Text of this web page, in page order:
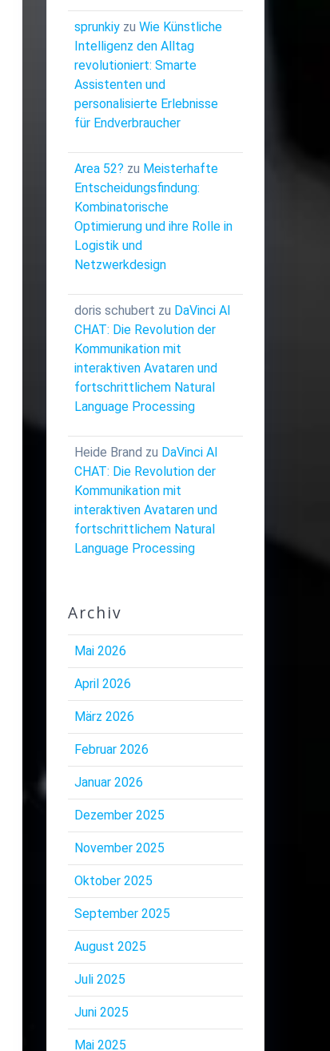
sprunkiyzu Wie Künstliche
Intelligenz den Alltag
revolutioniert: Smarte
Assistenten und
personalisierte Erlebnisse
für Endverbraucher
Area 52? zu Meisterhafte
Entscheidungsfindung:
Kombinatorische
Optimierung und ihre Rolle in
Logistik und
Netzwerkdesign
doris schubert zu DaVinci AI
CHAT: Die Revolution der
Kommunikation mit
interaktiven Avataren und
fortschrittlichem Natural
Language Processing
Heide Brand zu DaVinci AI
CHAT: Die Revolution der
Kommunikation mit
interaktiven Avataren und
fortschrittlichem Natural
Language Processing
Archiv
Mai 2026
April 2026
März 2026
Februar 2026
Januar 2026
Dezember 2025
November 2025
Oktober 2025
September 2025
August 2025
Juli 2025
Juni 2025
Mai 2025